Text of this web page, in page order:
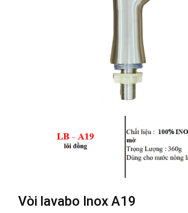
Vòi lavabo Inox A19